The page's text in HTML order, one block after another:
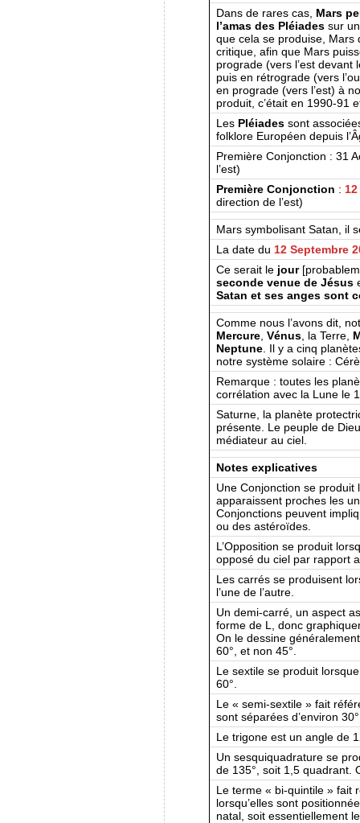
Dans de rares cas, Mars
l’amas des Pléiadessur
que cela se produise, Mars
critique, afin que Mars
prograde (vers l’est devant
puis en rétrograde (vers
en prograde (vers l’est) à
produit, c’était en 1990-91
Les Pléiadessont
folklore Européen depuis
Première Conjonction : 31
l’est)
Première Conjonction :
direction de l’est)
Mars symbolisant Satan, il
La date du 12 Septembre
Ce serait le jour
seconde venue de Jésus
Satan et ses anges sont
Comme nous l’avons dit,
Mercure, Vénus, la Terre,
Neptune. Il y a cinq
notre système solaire :
Remarque : toutes les
corrélation avec la Lune le
Saturne, la planète
présente. Le peuple de
médiateur au ciel.
Notes explicatives
Une Conjonction se
apparaissent proches les
Conjonctions peuvent
ou des astéroïdes.
L’Opposition se produit
opposé du ciel par rapport
Les carrés se produisent
l’une de l’autre.
Un demi-carré, un aspect
forme de L, donc
On le dessine
60°, et non 45°.
Le sextile se produit
60°.
Le « semi-sextile » fait
sont séparées d’environ
Le trigone est un angle de
Un sesquiquadrature se
de 135°, soit 1,5 quadrant.
Le terme « bi-quintile » fait
lorsqu’elles sont
natal, soit essentiellement